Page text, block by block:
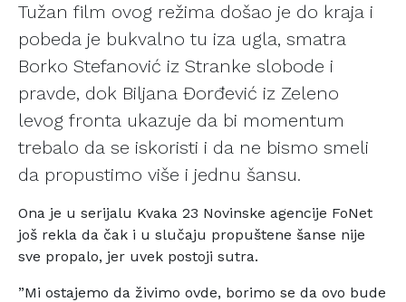
Tužan film ovog režima došao je do kraja i
pobeda je bukvalno tu iza ugla, smatra
Borko Stefanović iz Stranke slobode i
pravde, dok Biljana Đorđević iz Zeleno
levog fronta ukazuje da bi momentum
trebalo da se iskoristi i da ne bismo smeli
da propustimo više i jednu šansu.
Ona je u serijalu Kvaka 23 Novinske agencije FoNet
još rekla da čak i u slučaju propuštene šanse nije
sve propalo, jer uvek postoji sutra.
”Mi ostajemo da živimo ovde, borimo se da ovo bude